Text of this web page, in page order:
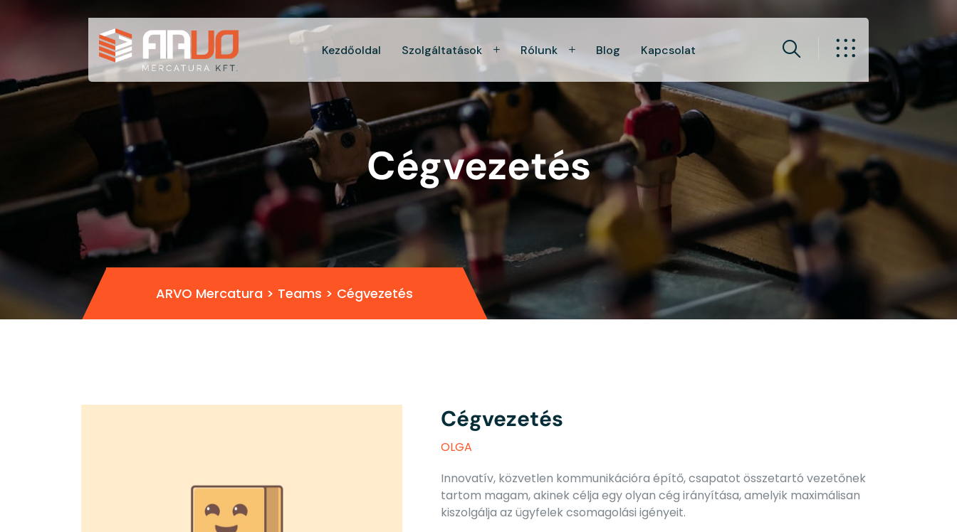
Kezdőoldal Szolgáltatások Rólunk Blog Kapcsolat
Cégvezetés
ARVO Mercatura > Teams > Cégvezetés
Cégvezetés
OLGA
Innovatív, közvetlen kommunikációra építő, csapatot összetartó vezetőnek
tartom magam, akinek célja egy olyan cég irányítása, amelyik maximálisan
kiszolgálja az ügyfelek csomagolási igényeit.